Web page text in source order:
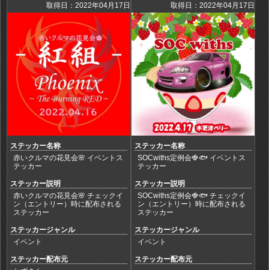
取得日：2022年04月17日
ステッカー名称
赤いクルマの花見会🌸 イベントス
テッカー
ステッカー説明
赤いクルマの花見会🌸 チェックイ
ン（エントリー）時に配布される
ステッカー
ステッカージャンル
イベント
ステッカー配布元
取得日：2022年04月17日
ステッカー名称
SOCwiths定例会🍓🐟 イベントス
テッカー
ステッカー説明
SOCwiths定例会🍓🐟 チェックイ
ン（エントリー）時に配布される
ステッカー
ステッカージャンル
イベント
ステッカー配布元